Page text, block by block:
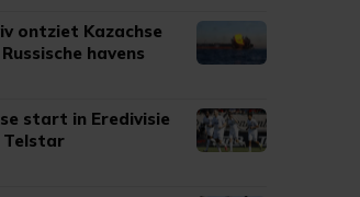
ontziet Kazachse
havens
start in Eredivisie
Telstar